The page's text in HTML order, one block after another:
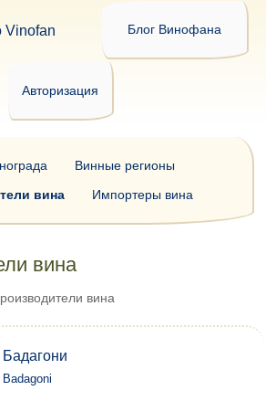
Блог Винофана
Авторизация
вина
вина
Бадагони
Badagoni
Винные регионы
вина
Импортеры вина